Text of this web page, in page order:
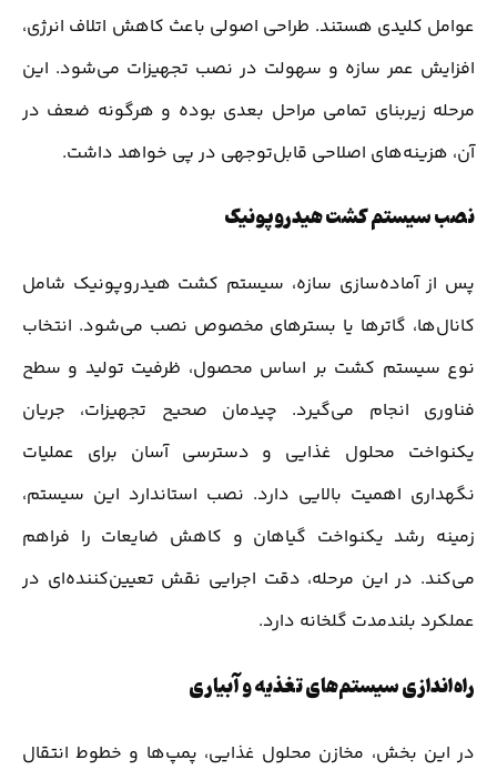
عوامل کلیدی هستند. طراحی اصولی باعث کاهش اتلاف انرژی،
افزایش عمر سازه و سهولت در نصب تجهیزات می‌شود. این
مرحله زیربنای تمامی مراحل بعدی بوده و هرگونه ضعف در
آن، هزینه‌های اصلاحی قابل‌توجهی در پی خواهد داشت.
نصب سیستم کشت هیدروپونیک
پس از آماده‌سازی سازه، سیستم کشت هیدروپونیک شامل
کانال‌ها، گاترها یا بسترهای مخصوص نصب می‌شود. انتخاب
نوع سیستم کشت بر اساس محصول، ظرفیت تولید و سطح
فناوری انجام می‌گیرد. چیدمان صحیح تجهیزات، جریان
یکنواخت محلول غذایی و دسترسی آسان برای عملیات
نگهداری اهمیت بالایی دارد. نصب استاندارد این سیستم،
زمینه رشد یکنواخت گیاهان و کاهش ضایعات را فراهم
می‌کند. در این مرحله، دقت اجرایی نقش تعیین‌کننده‌ای در
عملکرد بلندمدت گلخانه دارد.
راه‌اندازی سیستم‌های تغذیه و آبیاری
در این بخش، مخازن محلول غذایی، پمپ‌ها و خطوط انتقال